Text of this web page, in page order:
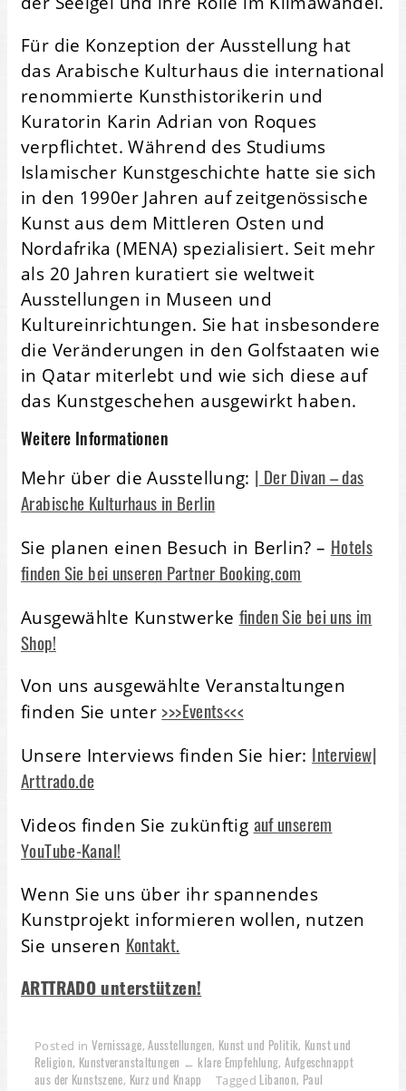
Für die Konzeption der Ausstellung hat
das Arabische Kulturhaus die international
renommierte Kunsthistorikerin und
Kuratorin Karin Adrian von Roques
verpflichtet. Während des Studiums
Islamischer Kunstgeschichte hatte sie sich
in den 1990er Jahren auf zeitgenössische
Kunst aus dem Mittleren Osten und
Nordafrika (MENA) spezialisiert. Seit mehr
als 20 Jahren kuratiert sie weltweit
Ausstellungen in Museen und
Kultureinrichtungen. Sie hat insbesondere
die Veränderungen in den Golfstaaten wie
in Qatar miterlebt und wie sich diese auf
das Kunstgeschehen ausgewirkt haben.
Weitere Informationen
Mehr über die Ausstellung: | Der Divan – das
Arabische Kulturhaus in Berlin
Sie planen einen Besuch in Berlin? – Hotels
finden Sie bei unseren Partner Booking.com
Ausgewählte Kunstwerke finden Sie bei uns im
Shop!
Von uns ausgewählte Veranstaltungen
finden Sie unter >>>Events<<<
Unsere Interviews finden Sie hier: Interview|
Arttrado.de
Videos finden Sie zukünftig auf unserem
YouTube-Kanal!
Wenn Sie uns über ihr spannendes
Kunstprojekt informieren wollen, nutzen
Sie unseren Kontakt.
ARTTRADO unterstützen!
Posted in Vernissage,Ausstellungen, Kunst und Politik, Kunst und
Religion, Kunstveranstaltungen ← klare Empfehlung,Aufgeschnappt
aus der Kunstszene, Kurz und Knapp Tagged Libanon, Paul